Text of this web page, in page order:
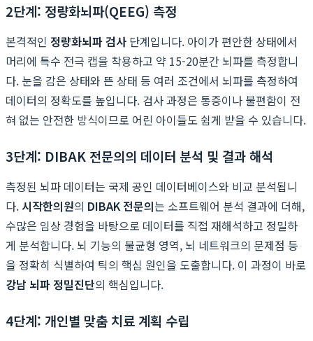
2단계: 정량화뇌파(QEEG) 측정
본격적인 정량화뇌파 검사 단계입니다. 아이가 편안한 상태에서
머리에 특수 전극 캡을 착용하고 약 15-20분간 뇌파를 측정합니
다. 눈을 감은 상태와 뜬 상태 등 여러 조건에서 뇌파를 측정하여
데이터의 정확도를 높입니다. 검사 과정은 통증이나 불편함이 전
혀 없는 안전한 방식이므로 어린 아이들도 쉽게 받을 수 있습니다.
3단계: DIBAK 전문의의 데이터 분석 및 결과 해석
측정된 뇌파 데이터는 국제 공인 데이터베이스와 비교 분석됩니
다.시작한의원의 DIBAK 전문의는 소프트웨어 분석 결과에 더해,
수많은 임상 경험을 바탕으로 데이터를 직접 재해석하고 정밀하
게 분석합니다. 뇌 기능의 불균형 영역, 뇌 네트워크의 문제점 등
을 정확히 식별하여 틱의 핵심 원인을 도출합니다. 이 과정이 바로
강남 뇌파 정밀진단의 핵심입니다.
4단계: 개인별 맞춤 치료 계획 수립